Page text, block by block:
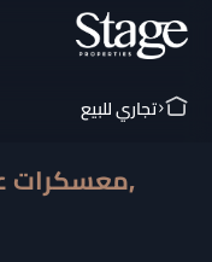
تجاري للبيع
معسكرات